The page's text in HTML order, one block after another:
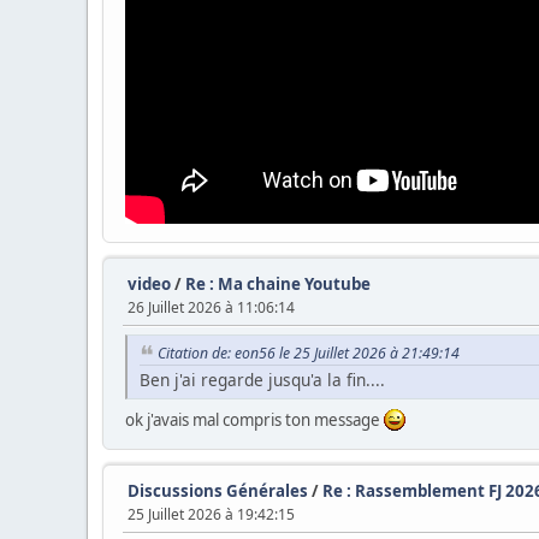
video/ Re : Ma chaine Youtube
26 Juillet 2026 à 11:06:14
Citation de: eon56 le 25 Juillet 2026 à 21:49:14
Ben j'ai regarde jusqu'a la fin....
ok j'avais mal compris ton message
Discussions Générales / Re : Rassemblement FJ
25 Juillet 2026 à 19:42:15